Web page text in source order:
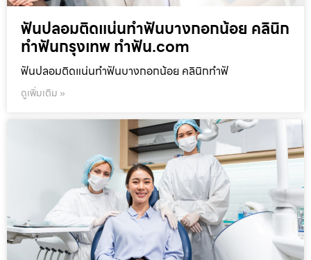
ฟันปลอมติดแน่นทำฟันบางกอกน้อย คลินิก
ทำฟันกรุงเทพ ทำฟัน.com
ฟันปลอมติดแน่นทำฟันบางกอกน้อย คลินิกทำฟั
ดูเพิ่มเติม »